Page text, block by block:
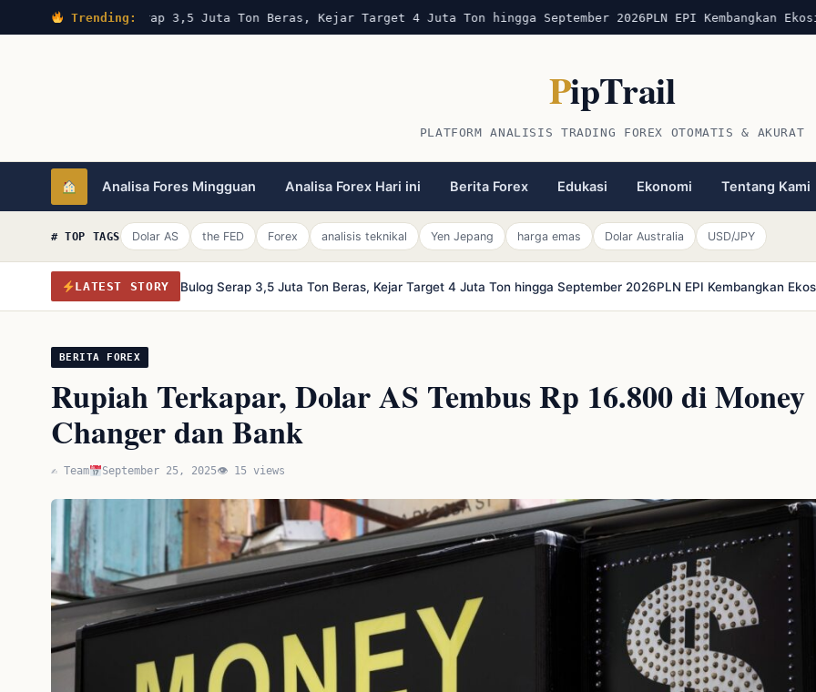
Trending:
Bulog Serap 3,5 Juta Ton Beras, Kejar Target 4 Juta Ton hingga September 2026PLN EPI Kembangkan
PipTrail
PLATFORM ANALISIS TRADING FOREX OTOMATIS & AKURAT
Analisa Fores Mingguan Analisa Forex Hari ini Berita Forex Edukasi Ekonomi Tentang Kami
# TOP TAGS Dolar AS the FED Forex analisis teknikal Yen Jepang harga emas Dolar Australia USD/JPY
LATEST STORY Bulog Serap 3,5 Juta Ton Beras, Kejar Target 4 Juta Ton hingga September 2026PLN EPI Kembangkan
BERITA FOREX
Rupiah Terkapar, Dolar AS Tembus Rp 16.800 di Money
Changer dan Bank
✍️ Team September 25, 2025👁 15 views